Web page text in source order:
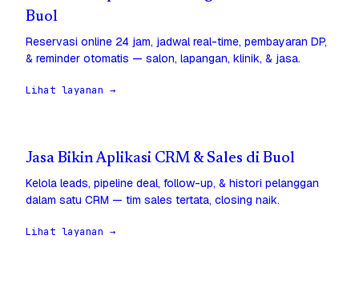
Buol
Reservasi online 24 jam, jadwal real-time, pembayaran DP,
& reminder otomatis — salon, lapangan, klinik, & jasa.
Lihat layanan →
Jasa Bikin Aplikasi CRM & Sales di Buol
Kelola leads, pipeline deal, follow-up, & histori pelanggan
dalam satu CRM — tim sales tertata, closing naik.
Lihat layanan →